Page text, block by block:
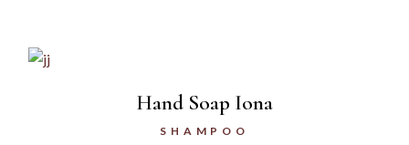
Hand Soap Iona
SHAMPOO